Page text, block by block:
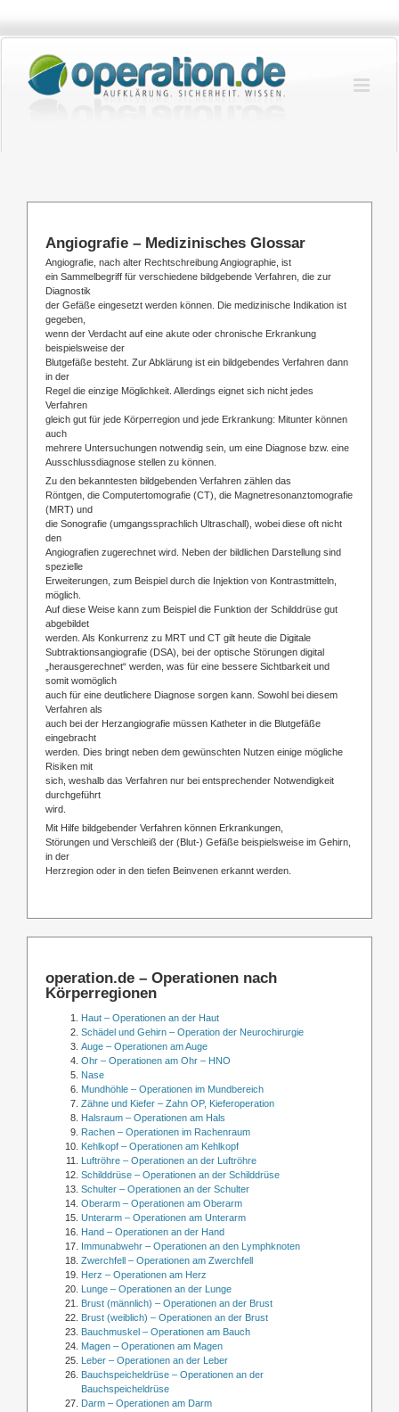
springen
Angiografie – Medizinisches Glossar
Angiografie, nach alter Rechtschreibung Angiographie, ist
ein Sammelbegriff für verschiedene bildgebende Verfahren, die zur
Diagnostik
der Gefäße eingesetzt werden können. Die medizinische Indikation ist
gegeben,
wenn der Verdacht auf eine akute oder chronische Erkrankung
beispielsweise der
Blutgefäße besteht. Zur Abklärung ist ein bildgebendes Verfahren dann
in der
Regel die einzige Möglichkeit. Allerdings eignet sich nicht jedes
Verfahren
gleich gut für jede Körperregion und jede Erkrankung: Mitunter können
auch
mehrere Untersuchungen notwendig sein, um eine Diagnose bzw. eine
Ausschlussdiagnose stellen zu können.
Zu den bekanntesten bildgebenden Verfahren zählen das
Röntgen, die Computertomografie (CT), die Magnetresonanztomografie
(MRT) und
die Sonografie (umgangssprachlich Ultraschall), wobei diese oft nicht
den
Angiografien zugerechnet wird. Neben der bildlichen Darstellung sind
spezielle
Erweiterungen, zum Beispiel durch die Injektion von Kontrastmitteln,
möglich.
Auf diese Weise kann zum Beispiel die Funktion der Schilddrüse gut
abgebildet
werden. Als Konkurrenz zu MRT und CT gilt heute die Digitale
Subtraktionsangiografie (DSA), bei der optische Störungen digital
„herausgerechnet“ werden, was für eine bessere Sichtbarkeit und
somit womöglich
auch für eine deutlichere Diagnose sorgen kann. Sowohl bei diesem
Verfahren als
auch bei der Herzangiografie müssen Katheter in die Blutgefäße
eingebracht
werden. Dies bringt neben dem gewünschten Nutzen einige mögliche
Risiken mit
sich, weshalb das Verfahren nur bei entsprechender Notwendigkeit
durchgeführt
wird.
Mit Hilfe bildgebender Verfahren können Erkrankungen,
Störungen und Verschleiß der (Blut-) Gefäße beispielsweise im Gehirn,
in der
Herzregion oder in den tiefen Beinvenen erkannt werden.
operation.de – Operationen nach
Körperregionen
Haut – Operationen an der Haut
Schädel und Gehirn – Operation der Neurochirurgie
Auge – Operationen am Auge
Ohr – Operationen am Ohr – HNO
Nase
Mundhöhle – Operationen im Mundbereich
Zähne und Kiefer – Zahn OP, Kieferoperation
Halsraum – Operationen am Hals
Rachen – Operationen im Rachenraum
Kehlkopf – Operationen am Kehlkopf
Luftröhre – Operationen an der Luftröhre
Schilddrüse – Operationen an der Schilddrüse
Schulter – Operationen an der Schulter
Oberarm – Operationen am Oberarm
Unterarm – Operationen am Unterarm
Hand – Operationen an der Hand
Immunabwehr – Operationen an den Lymphknoten
Zwerchfell – Operationen am Zwerchfell
Herz – Operationen am Herz
Lunge – Operationen an der Lunge
Brust (männlich) – Operationen an der Brust
Brust (weiblich) – Operationen an der Brust
Bauchmuskel – Operationen am Bauch
Magen – Operationen am Magen
Leber – Operationen an der Leber
Bauchspeicheldrüse – Operationen an der
Bauchspeicheldrüse
Darm – Operationen am Darm